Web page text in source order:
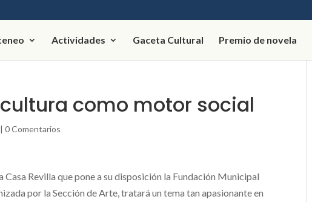
Actividades Gaceta Cultural Premio de novela
como motor social
|0 Comentarios
Casa Revilla que pone a su disposición la Fundación Municipal
por la Sección de Arte, tratará un tema tan apasionante en